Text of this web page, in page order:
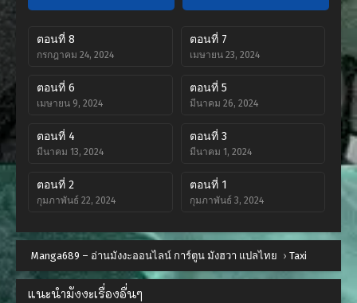
ตอนที่ 8
กรกฎาคม 24, 2024
ตอนที่ 7
เมษายน 23, 2024
ตอนที่ 6
เมษายน 9, 2024
ตอนที่ 5
มีนาคม 26, 2024
ตอนที่ 4
มีนาคม 13, 2024
ตอนที่ 3
มีนาคม 1, 2024
ตอนที่ 2
กุมภาพันธ์ 22, 2024
ตอนที่ 1
กุมภาพันธ์ 3, 2024
Manga689 – อ่านมังงะออนไลน์ การ์ตูน มังฮวา แปลไทย › Taxi
แนะนำมังงะเรื่องอื่นๆ